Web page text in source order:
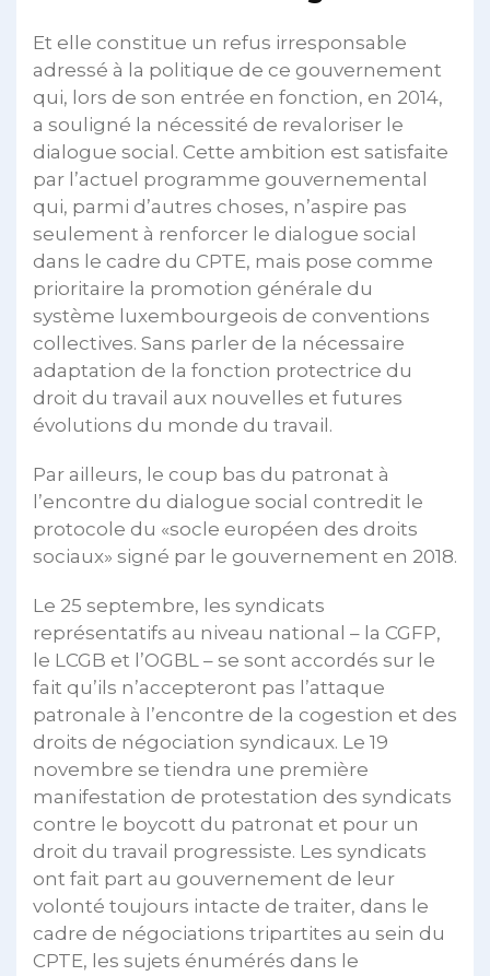
Et elle constitue un refus irresponsable
adressé à la politique de ce gouvernement
qui, lors de son entrée en fonction, en 2014,
a souligné la nécessité de revaloriser le
dialogue social. Cette ambition est satisfaite
par l’actuel programme gouvernemental
qui, parmi d’autres choses, n’aspire pas
seulement à renforcer le dialogue social
dans le cadre du CPTE, mais pose comme
prioritaire la promotion générale du
système luxembourgeois de conventions
collectives. Sans parler de la nécessaire
adaptation de la fonction protectrice du
droit du travail aux nouvelles et futures
évolutions du monde du travail.
Par ailleurs, le coup bas du patronat à
l’encontre du dialogue social contredit le
protocole du «socle européen des droits
sociaux» signé par le gouvernement en 2018.
Le 25 septembre, les syndicats
représentatifs au niveau national – la CGFP,
le LCGB et l’OGBL – se sont accordés sur le
fait qu’ils n’accepteront pas l’attaque
patronale à l’encontre de la cogestion et des
droits de négociation syndicaux. Le 19
novembre se tiendra une première
manifestation de protestation des syndicats
contre le boycott du patronat et pour un
droit du travail progressiste. Les syndicats
ont fait part au gouvernement de leur
volonté toujours intacte de traiter, dans le
cadre de négociations tripartites au sein du
CPTE, les sujets énumérés dans le